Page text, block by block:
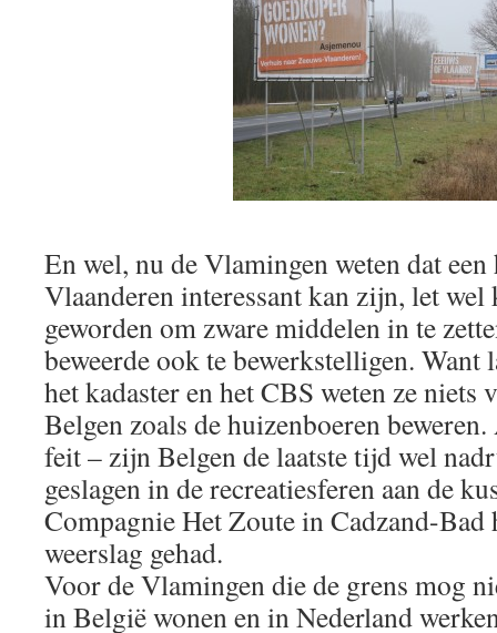
En wel, nu de Vlamingen weten dat
Vlaanderen interessant kan zijn, let
geworden om zware middelen in te
beweerde ook te bewerkstelligen. Want
het kadaster en het CBS weten ze niets
Belgen zoals de huizenboeren
feit – zijn Belgen de laatste tijd wel
geslagen in de recreatiesferen aan de
Compagnie Het Zoute in Cadzand-Bad
weerslag gehad.
Voor de Vlamingen die de grens mog
in België wonen en in Nederland